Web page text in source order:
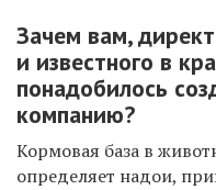
Зачем вам,
и известного в
понадобилось
компанию?
Кормовая база в
определяет надои,